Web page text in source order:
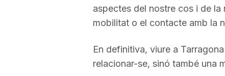
aspectes del nostre cos i de
mobilitat o el contacte amb la
En definitiva, viure a
relacionar-se, sinó també una